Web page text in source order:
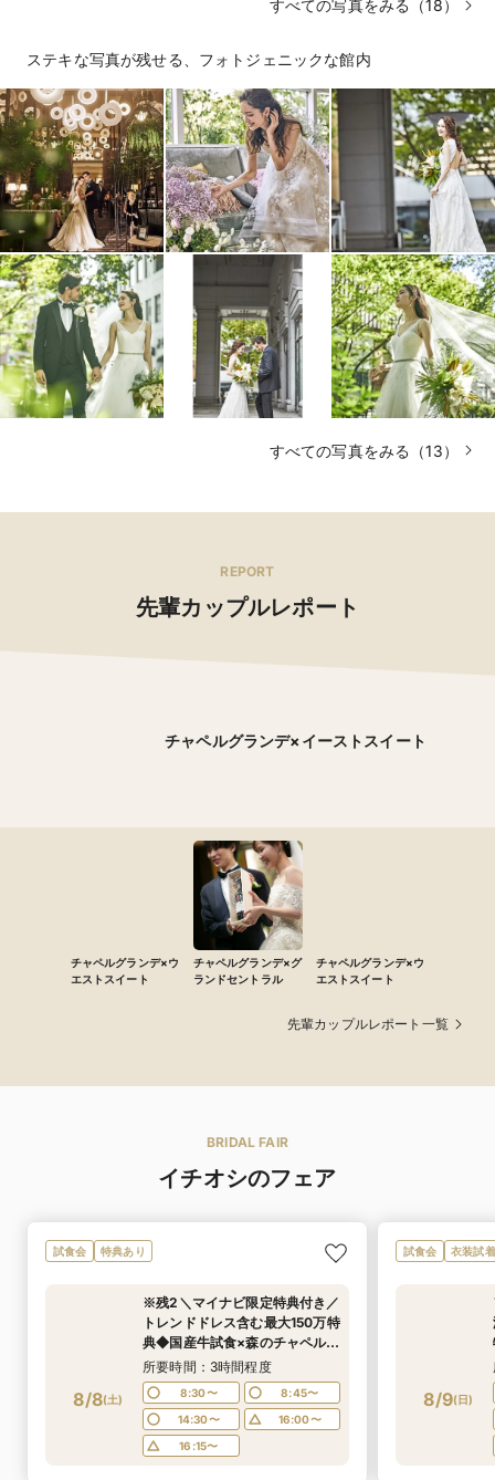
すべての写真をみる（18）
ステキな写真が残せる、フォトジェニックな館内
すべての写真をみる（13）
REPORT
先輩カップルレポート
チャペルグランデ×イーストスイート
チャペルグランデ×ウ
エストスイート
チャペルグランデ×グ
ランドセントラル
チャペルグランデ×ウ
エストスイート
先輩カップルレポート一覧
BRIDAL FAIR
イチオシのフェア
試食会 特典あり
8/8(土)
※残2＼マイナビ限定特典付き／
トレンドドレス含む最大150万特
典◆国産牛試食×森のチャペル
感動挙式体験◆駅直結でゲスト
も安心♪
所要時間：3時間程度
8:30〜
8:45〜
14:30〜
16:00〜
16:15〜
試食会 衣装試着
8/9(日)